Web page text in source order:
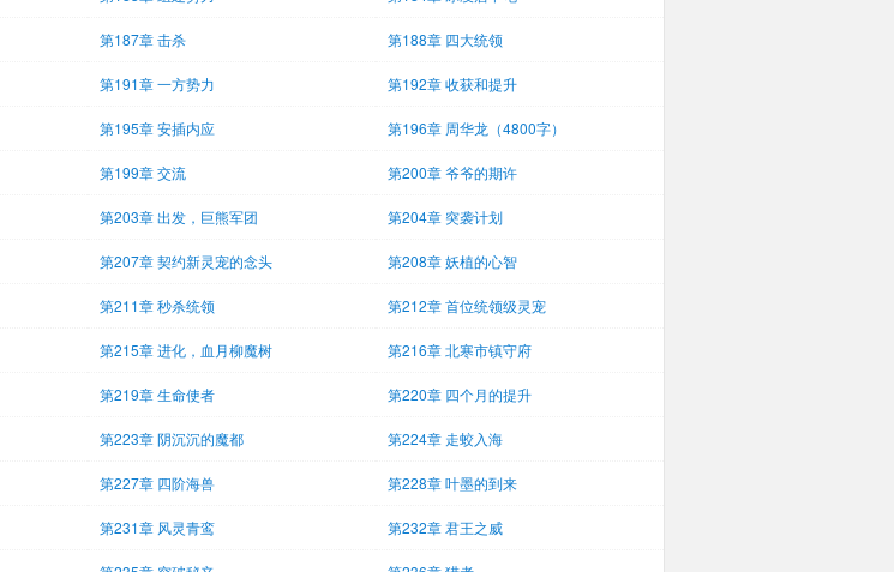
第187章 击杀 第188章 四大统领
第191章 一方势力 第192章 收获和提升
第195章 安插内应 第196章 周华龙（4800字）
第199章 交流 第200章 爷爷的期许
第203章 出发，巨熊军团 第204章 突袭计划
第207章 契约新灵宠的念头 第208章 妖植的心智
第211章 秒杀统领 第212章 首位统领级灵宠
第215章 进化，血月柳魔树 第216章 北寒市镇守府
第219章 生命使者 第220章 四个月的提升
第223章 阴沉沉的魔都 第224章 走蛟入海
第227章 四阶海兽 第228章 叶墨的到来
第231章 风灵青鸾 第232章 君王之威